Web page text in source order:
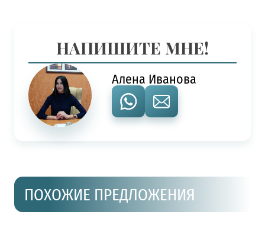
НАПИШИТЕ МНЕ!
Алена Иванова
ПОХОЖИЕ ПРЕДЛОЖЕНИЯ